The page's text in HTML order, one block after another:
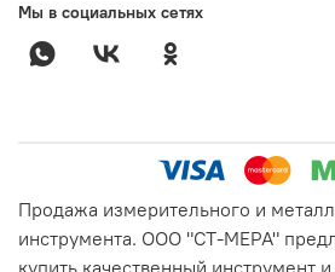
Мы в социальных сетях
Продажа измерительного и
инструмента. ООО "СТ-МЕРА"